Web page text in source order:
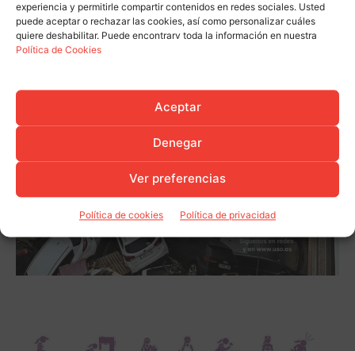
experiencia y permitirle compartir contenidos en redes sociales. Usted
puede aceptar o rechazar las cookies, así como personalizar cuáles
quiere deshabilitar. Puede encontrarv toda la información en nuestra
Política de Cookies
Aceptar
Denegar
Ver preferencias
Política de cookies Política de privacidad